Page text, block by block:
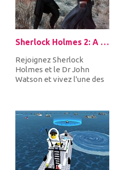
Sherlock Holmes 2: A Game of Shadows Checkmate
Rejoignez Sherlock
Holmes et le Dr John
Watson et vivez l'une des